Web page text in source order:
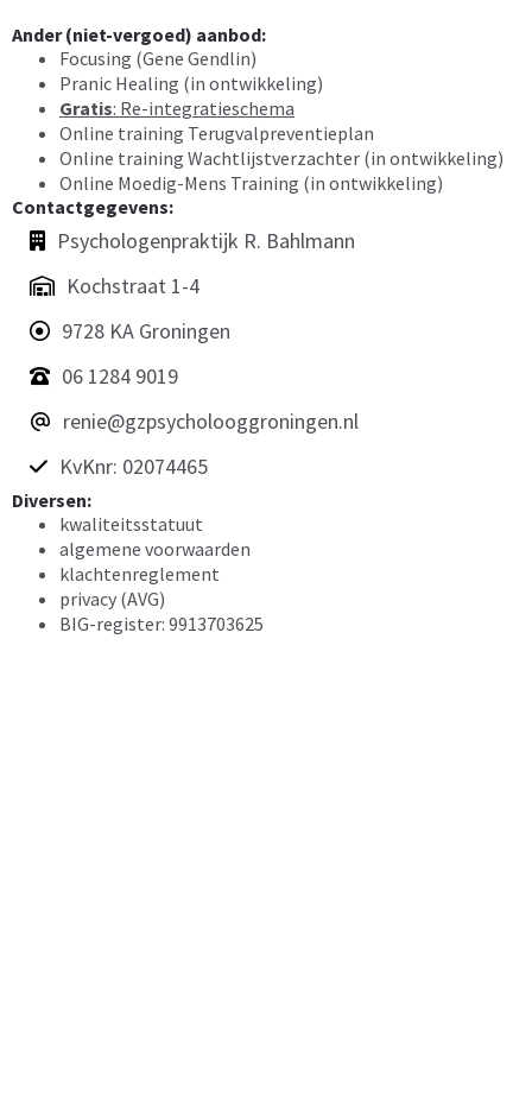
Ander (niet-vergoed) aanbod:
Focusing (Gene Gendlin)
Pranic Healing (in ontwikkeling)
Gratis: Re-integratieschema
Online training Terugvalpreventieplan
Online training Wachtlijstverzachter (in ontwikkeling)
Online Moedig-Mens Training (in ontwikkeling)
Contactgegevens:
Psychologenpraktijk R. Bahlmann
Kochstraat 1-4
9728 KA Groningen
06 1284 9019
renie@gzpsycholooggroningen.nl
KvKnr: 02074465
Diversen:
kwaliteitsstatuut
algemene voorwaarden
klachtenreglement
privacy (AVG)
BIG-register: 9913703625